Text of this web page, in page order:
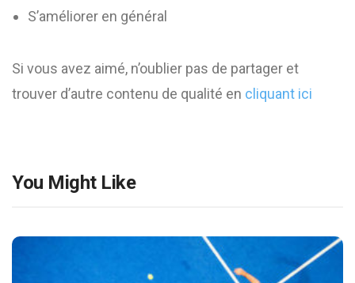
S’améliorer en général
Si vous avez aimé, n’oublier pas de partager et
trouver d’autre contenu de qualité en cliquant ici
You Might Like